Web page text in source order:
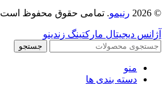
© 2026 رنیمو. تمامی حقوق محفوظ است
آژانس دیجیتال مارکتینگ زندینو
جستجو
منو
دسته بندی ها